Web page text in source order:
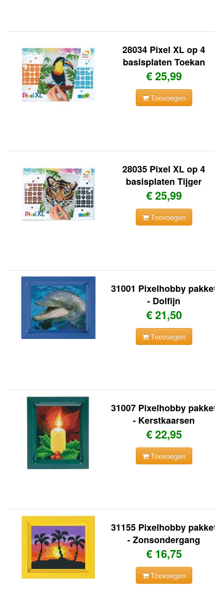
28034 Pixel XL op 4
basisplaten Toekan
€ 25,99
Toevoegen
28035 Pixel XL op 4
basisplaten Tijger
€ 25,99
Toevoegen
31001 Pixelhobby pakket
- Dolfijn
€ 21,50
Toevoegen
31007 Pixelhobby pakket
- Kerstkaarsen
€ 22,95
Toevoegen
31155 Pixelhobby pakket
- Zonsondergang
€ 16,75
Toevoegen